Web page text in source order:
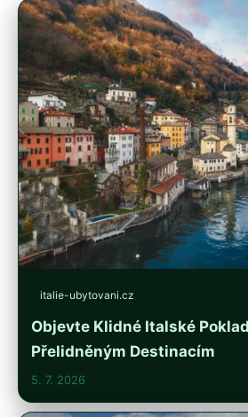
italie-ubytovani.cz
Objevte Klidné Italské
Přelidněným Destinacím
5. 7. 2026